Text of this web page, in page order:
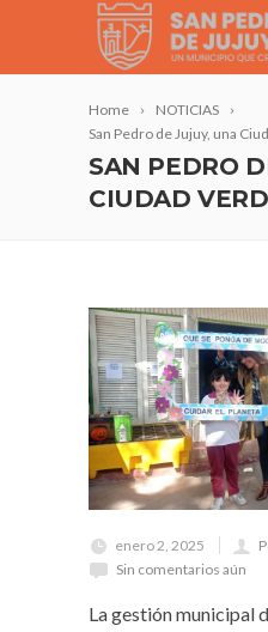
Home
NOTICIAS
San Pedro de Jujuy, una
SAN PEDRO
CIUDAD
enero 2, 2025
Sin comentarios aún
La gestión municipal